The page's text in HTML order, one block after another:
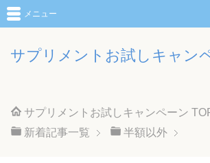
サプリメントお試しキャン
メニュー
サプリメントお試しキャンペーン
新着記事一覧
半額以外